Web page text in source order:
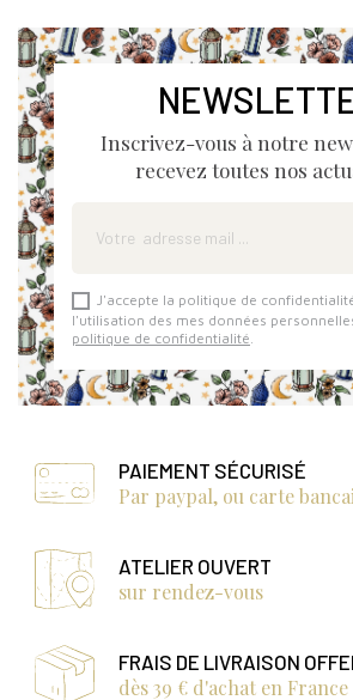
Inscrivez-vous à notre
recevez toutes nos
J'accepte la politique de
l'utilisation des mes données
politique de confidentialité
PAIEMENT SÉCURISÉ
Par paypal, ou carte
ATELIER OUVERT
sur rendez-vous
FRAIS DE LIVRAISON
dès 39 € d'achat en